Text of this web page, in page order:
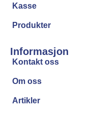
Kasse
Produkter
Informasjon
Kontakt oss
Om oss
Artikler